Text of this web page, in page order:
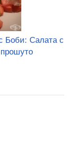
Боби: Салата с